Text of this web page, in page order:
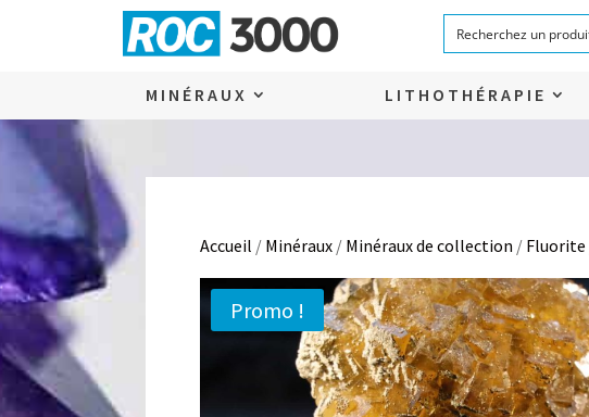
MINÉRAUX LITHOTHÉRAPIE
Accueil / Minéraux / Minéraux de collection / Fluorite
Promo !